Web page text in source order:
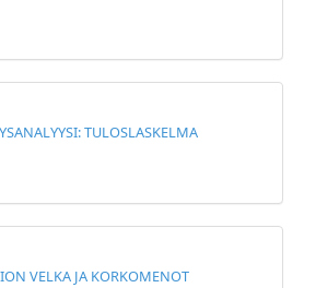
TULOSLASKELMA
VELKA JA KORKOMENOT